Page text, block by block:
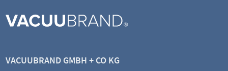
DN 8 mm
透明真空管
灵活
VACUUBRAND GMBH + CO KG